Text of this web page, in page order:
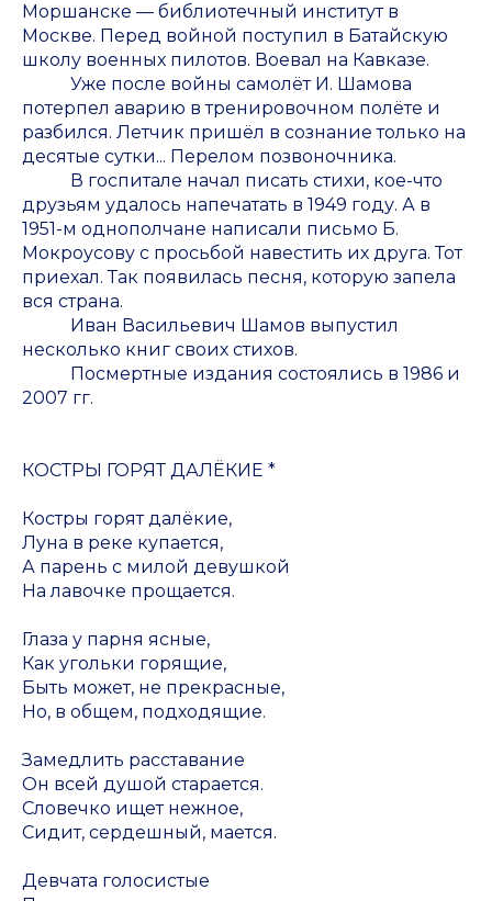
Моршанске — библиотечный институт в
Москве. Перед войной поступил в Батайскую
школу военных пилотов. Воевал на Кавказе.
Уже после войны самолёт И. Шамова
потерпел аварию в тренировочном полёте и
разбился. Летчик пришёл в сознание только на
десятые сутки... Перелом позвоночника.
В госпитале начал писать стихи, кое-что
друзьям удалось напечатать в 1949 году. А в
1951-м однополчане написали письмо Б.
Мокроусову с просьбой навестить их друга. Тот
приехал. Так появилась песня, которую запела
вся страна.
Иван Васильевич Шамов выпустил
несколько книг своих стихов.
Посмертные издания состоялись в 1986 и
2007 гг.
КОСТРЫ ГОРЯТ ДАЛЁКИЕ *
Костры горят далёкие,
Луна в реке купается,
А парень с милой девушкой
На лавочке прощается.
Глаза у парня ясные,
Как угольки горящие,
Быть может, не прекрасные,
Но, в общем, подходящие.
Замедлить расставание
Он всей душой старается.
Словечко ищет нежное,
Сидит, сердешный, мается.
Девчата голосистые